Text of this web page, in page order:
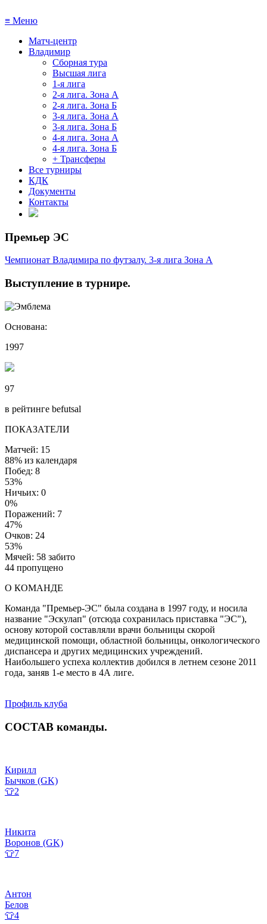
≡ Меню
Матч-центр
Владимир
Сборная тура
Высшая лига
1-я лига
2-я лига. Зона А
2-я лига. Зона Б
3-я лига. Зона А
3-я лига. Зона Б
4-я лига. Зона А
4-я лига. Зона Б
+ Трансферы
Все турниры
КДК
Документы
Контакты
Премьер ЭС
Чемпионат Владимира по футзалу. 3-я лига Зона А
Выступление в турнире.
Основана:
1997
97
в рейтинге befutsal
ПОКАЗАТЕЛИ
Матчей: 15
88% из календаря
Побед: 8
53%
Ничьих: 0
0%
Поражений: 7
47%
Очков: 24
53%
Мячей: 58 забито
44 пропущено
О КОМАНДЕ
Команда "Премьер-ЭС" была создана в 1997 году, и носила
название "Эскулап" (отсюда сохранилась приставка "ЭС"),
основу которой составляли врачи больницы скорой
медицинской помощи, областной больницы, онкологического
диспансера и других медицинских учреждений.
Наибольшего успеха коллектив добился в летнем сезоне 2011
года, заняв 1-е место в 4А лиге.
Профиль клуба
СОСТАВ команды.
Кирилл
Бычков (GK)
👕2
Никита
Воронов (GK)
👕7
Антон
Белов
👕4